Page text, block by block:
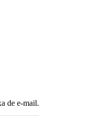
de e-mail.